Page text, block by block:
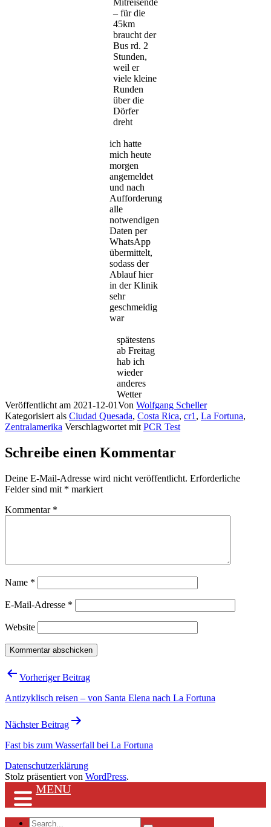
– für die
45km
braucht der
Bus rd. 2
Stunden,
weil er
viele kleine
Runden
über die
Dörfer
dreht
ich hatte
mich heute
morgen
angemeldet
und nach
Aufforderung
alle
notwendigen
Daten per
WhatsApp
übermittelt,
sodass der
Ablauf hier
in der Klinik
sehr
geschmeidig
war
spätestens
ab Freitag
hab ich
wieder
anderes
Wetter
Veröffentlicht am 2021-12-01Von Wolfgang Scheller
Kategorisiert als Ciudad Quesada, Costa Rica, cr1 , La Fortuna,
Zentralamerika Verschlagwortet mit PCR Test
Schreibe einen Kommentar
Deine E-Mail-Adresse wird nicht veröffentlicht. Erforderliche
Felder sind mit * markiert
Kommentar *
Name *
E-Mail-Adresse *
Website
Beitragsnavigation
Vorheriger Beitrag
Antizyklisch reisen – von Santa Elena nach La Fortuna
Nächster Beitrag
Fast bis zum Wasserfall bei La Fortuna
Datenschutzerklärung
Stolz präsentiert von WordPress.
MENU
Search